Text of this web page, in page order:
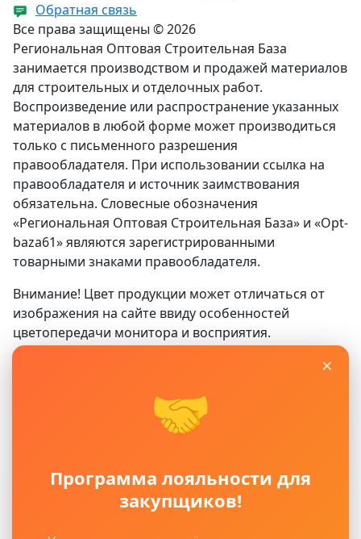
×
🤝
Программа лояльности для
закупщиков!
Обратная связь
Все права защищены © 2026
Региональная Оптовая Строительная База
занимается производством и продажей материалов
для строительных и отделочных работ.
Воспроизведение или распространение указанных
материалов в любой форме может производиться
только с письменного разрешения
правообладателя. При использовании ссылка на
правообладателя и источник заимствования
обязательна. Словесные обозначения
«Региональная Оптовая Строительная База» и «Opt-
baza61» являются зарегистрированными
товарными знаками правообладателя.
Внимание! Цвет продукции может отличаться от
изображения на сайте ввиду особенностей
цветопередачи монитора и восприятия.
не является публичной офертой, определяемой
положениями ГК РФ. Для получения подробной
офисы продаж.
Политика защиты и обработки персональных
данных
Пользовательское соглашение